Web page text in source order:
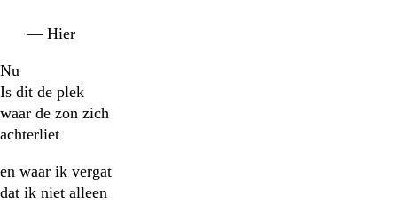
— Hier
Nu
Is dit de plek
waar de zon zich
achterliet
en waar ik vergat
dat ik niet alleen